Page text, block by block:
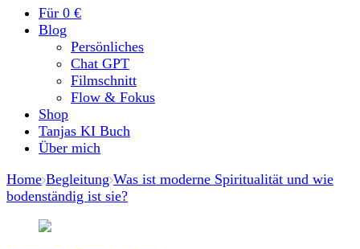
Für 0 €
Blog
Persönliches
Chat GPT
Filmschnitt
Flow & Fokus
Shop
Tanjas KI Buch
Über mich
Home Begleitung Was ist moderne Spiritualität und wie
bodenständig ist sie?